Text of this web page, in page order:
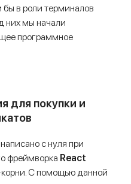
в роли терминалов
них мы начали
программное
для покупки и
с нуля при
фреймворка React
C помощью данной